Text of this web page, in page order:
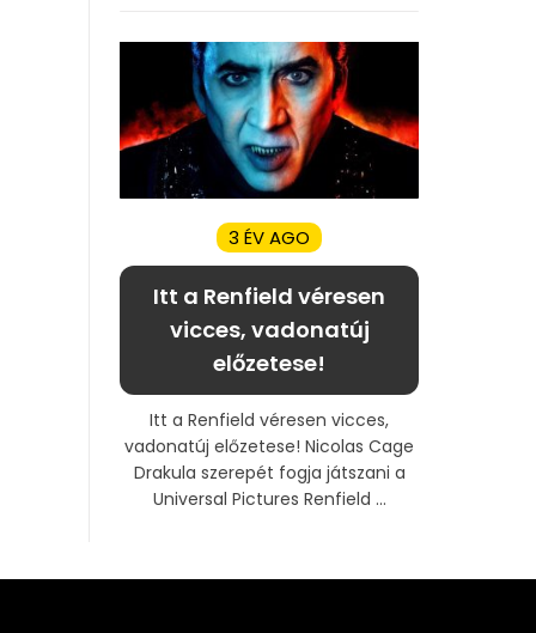
3 ÉV AGO
Itt a Renfield véresen
vicces, vadonatúj
előzetese!
Itt a Renfield véresen vicces,
vadonatúj előzetese! Nicolas Cage
Drakula szerepét fogja játszani a
Universal Pictures Renfield ...